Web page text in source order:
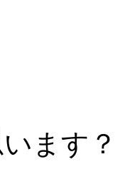
ます？